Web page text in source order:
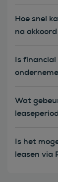
Hoe snel
na
Is
Wat
Is het
leasen via